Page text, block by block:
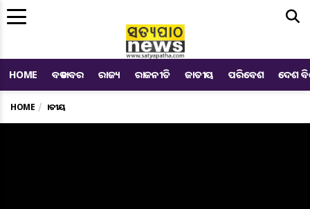
HOME ବଡ ଖବର ରାଜ୍ୟ ରାଜନୀତି ଜାତୀୟ ପରିବେଶ ଦେଶ
HOME ଜାତୀୟ